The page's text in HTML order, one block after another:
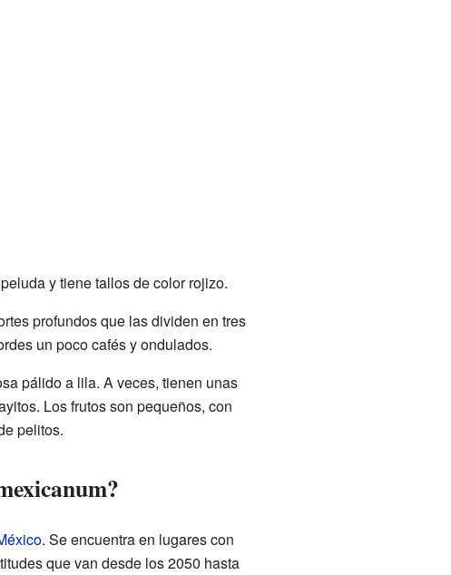
y tiene tallos de color rojizo.
profundos que las dividen en tres
un poco cafés y ondulados.
pálido a lila. A veces, tienen unas
Los frutos son pequeños, con
pelitos.
. Se encuentra en lugares con
que van desde los 2050 hasta